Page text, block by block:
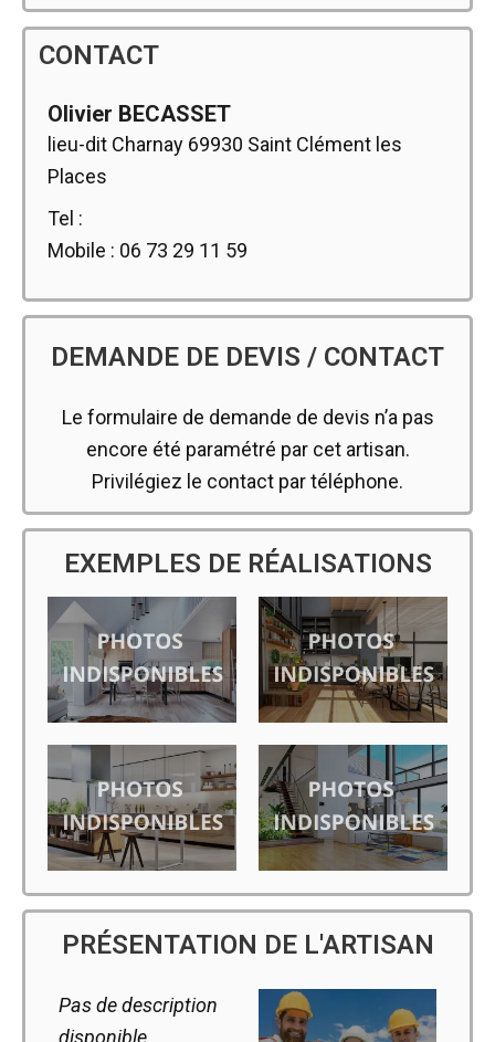
CONTACT
Olivier BECASSET
lieu-dit Charnay 69930 Saint Clément les
Places
Tel :
Mobile : 06 73 29 11 59
DEMANDE DE DEVIS / CONTACT
Le formulaire de demande de devis n’a pas
encore été paramétré par cet artisan.
Privilégiez le contact par téléphone.
EXEMPLES DE RÉALISATIONS
PRÉSENTATION DE L'ARTISAN
Pas de description
disponible.